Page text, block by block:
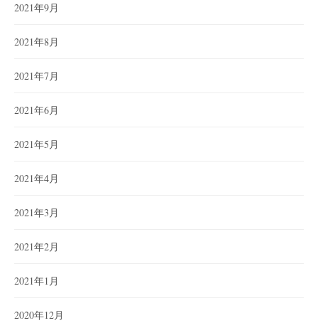
2021年9月
2021年8月
2021年7月
2021年6月
2021年5月
2021年4月
2021年3月
2021年2月
2021年1月
2020年12月